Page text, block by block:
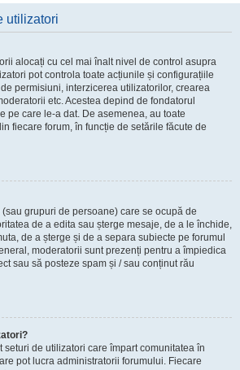
utilizatori
alocați cu cel mai înalt nivel de control asupra
pot controla toate acțiunile și configurațiile
permisiuni, interzicerea utilizatorilor, crearea
etc. Acestea depind de fondatorul
pe care le-a dat. De asemenea, au toate
fiecare forum, în funcție de setările făcute de
grupuri de persoane) care se ocupă de
de a edita sau șterge mesaje, de a le închide,
de a șterge și de a separa subiecte pe forumul
moderatorii sunt prezenți pentru a împiedica
sau să posteze spam și / sau conținut rău
seturi de utilizatori care împart comunitatea în
pot lucra administratorii forumului. Fiecare